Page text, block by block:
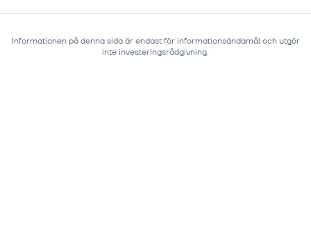
Informationen på denna sida är endast för informationsändamål och utgör
inte investeringsrådgivning.